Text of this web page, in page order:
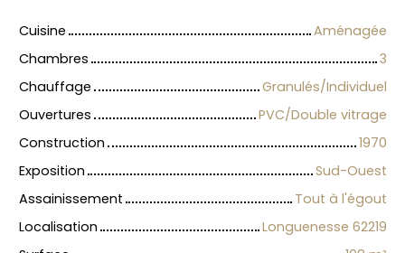
Cuisine
Aménagée
Chambres
3
Chauffage
Granulés/Individuel
Ouvertures
PVC/Double vitrage
Construction
1970
Exposition
Sud-Ouest
Assainissement
Tout à l'égout
Localisation
Longuenesse 62219